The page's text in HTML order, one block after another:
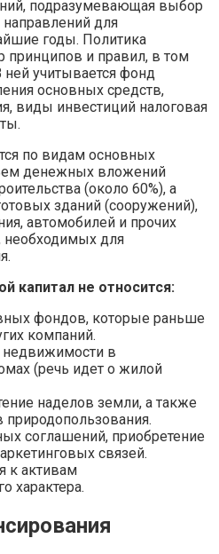
подразумевающая выбор
для
годы. Политика
принципов и правил, в том
учитывается фонд
основных средств,
виды инвестиций налоговая
по видам основных
денежных вложений
(около 60%), а
зданий (сооружений),
автомобилей и прочих
необходимых для
капитал не относится:
фондов, которые раньше
компаний.
недвижимости в
(речь идет о жилой
наделов земли, а также
соглашений, приобретение
связей.
к активам
характера.